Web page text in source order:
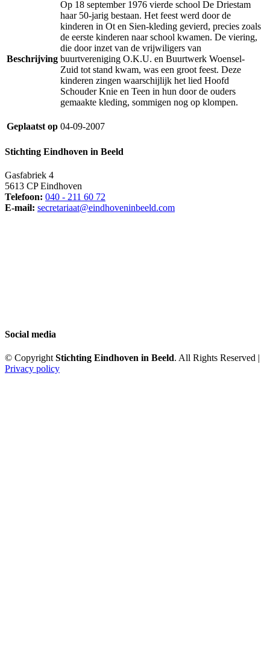
Beschrijving
Op 18 september 1976 vierde school De Driestam
haar 50-jarig bestaan. Het feest werd door de
kinderen in Ot en Sien-kleding gevierd, precies zoals
de eerste kinderen naar school kwamen. De viering,
die door inzet van de vrijwiligers van
buurtvereniging O.K.U. en Buurtwerk Woensel-
Zuid tot stand kwam, was een groot feest. Deze
kinderen zingen waarschijlijk het lied Hoofd
Schouder Knie en Teen in hun door de ouders
gemaakte kleding, sommigen nog op klompen.
Geplaatst op 04-09-2007
Stichting Eindhoven in Beeld
Gasfabriek 4
5613 CP Eindhoven
Telefoon: 040 - 211 60 72
E-mail: secretariaat@eindhoveninbeeld.com
Social media
© Copyright Stichting Eindhoven in Beeld. All Rights Reserved |
Privacy policy